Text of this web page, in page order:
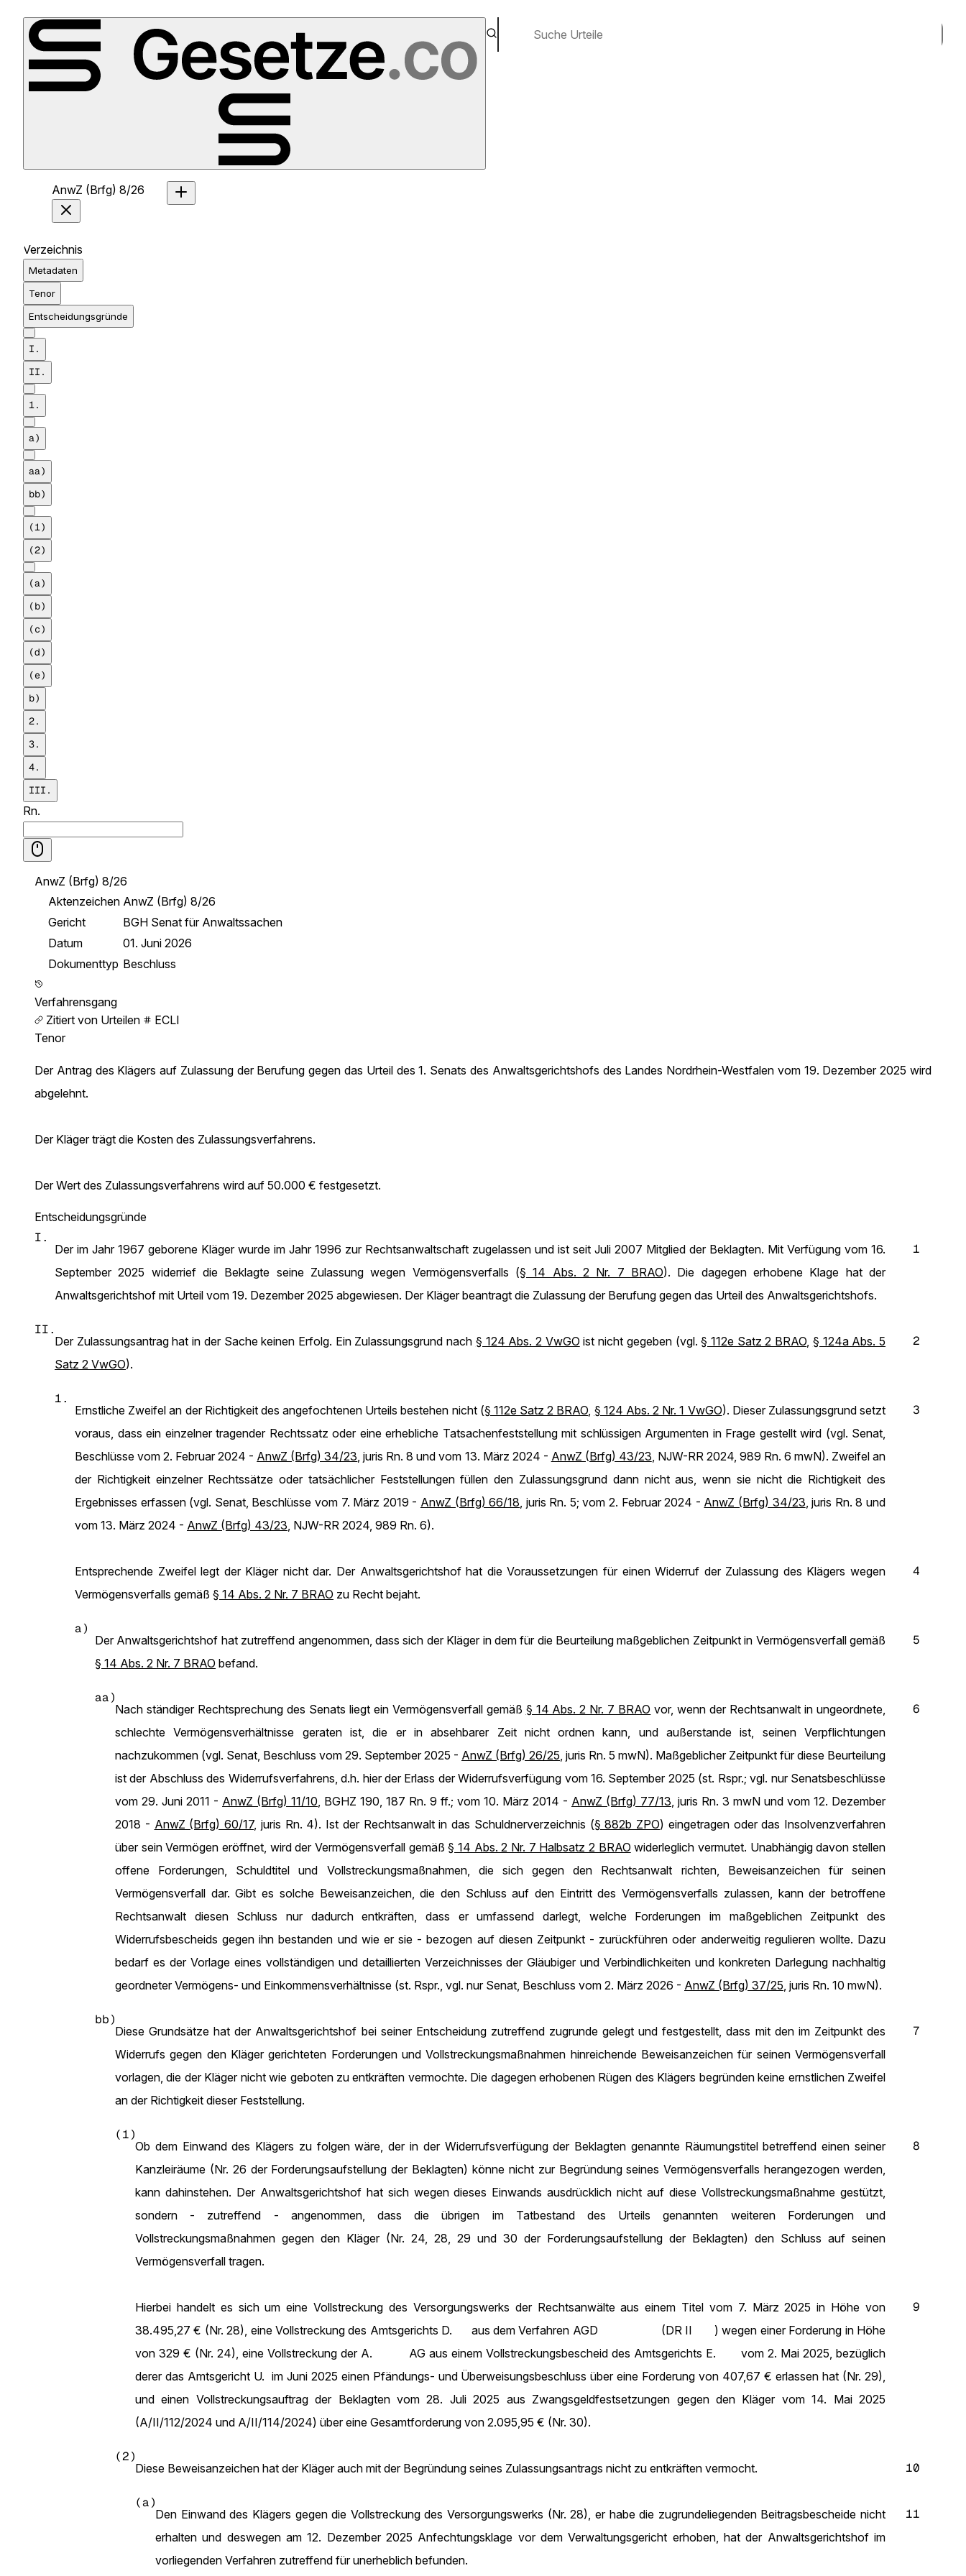
AnwZ (Brfg) 8/26
Verzeichnis
Metadaten
Tenor
Entscheidungsgründe
I.
II.
1.
a)
aa)
bb)
(1)
(2)
(a)
(b)
(c)
(d)
(e)
b)
2.
3.
4.
III.
Rn.
AnwZ (Brfg) 8/26
Aktenzeichen AnwZ (Brfg) 8/26
Gericht
BGH Senat für Anwaltssachen
Datum
01. Juni 2026
Dokumenttyp Beschluss
Verfahrensgang
Zitiert von Urteilen
ECLI
Tenor
Der Antrag des Klägers auf Zulassung der Berufung gegen das Urteil des 1. Senats des Anwaltsgerichtshofs des Landes Nordrhein-Westfalen vom 19. Dezember 2025 wird
abgelehnt.
Der Kläger trägt die Kosten des Zulassungsverfahrens.
Der Wert des Zulassungsverfahrens wird auf 50.000 € festgesetzt.
Entscheidungsgründe
I.
1
Der im Jahr 1967 geborene Kläger wurde im Jahr 1996 zur Rechtsanwaltschaft zugelassen und ist seit Juli 2007 Mitglied der Beklagten. Mit Verfügung vom 16.
September 2025 widerrief die Beklagte seine Zulassung wegen Vermögensverfalls (§ 14 Abs. 2 Nr. 7 BRAO). Die dagegen erhobene Klage hat der
Anwaltsgerichtshof mit Urteil vom 19. Dezember 2025 abgewiesen. Der Kläger beantragt die Zulassung der Berufung gegen das Urteil des Anwaltsgerichtshofs.
II.
2
Der Zulassungsantrag hat in der Sache keinen Erfolg. Ein Zulassungsgrund nach § 124 Abs. 2 VwGO ist nicht gegeben (vgl.§ 112e Satz 2 BRAO, § 124a Abs. 5
Satz 2 VwGO).
1.
3
Ernstliche Zweifel an der Richtigkeit des angefochtenen Urteils bestehen nicht (§ 112e Satz 2 BRAO, § 124 Abs. 2 Nr. 1 VwGO). Dieser Zulassungsgrund setzt
voraus, dass ein einzelner tragender Rechtssatz oder eine erhebliche Tatsachenfeststellung mit schlüssigen Argumenten in Frage gestellt wird (vgl. Senat,
Beschlüsse vom 2. Februar 2024 - AnwZ (Brfg) 34/23, juris Rn. 8 und vom 13. März 2024 - AnwZ (Brfg) 43/23, NJW-RR 2024, 989 Rn. 6 mwN). Zweifel an
der Richtigkeit einzelner Rechtssätze oder tatsächlicher Feststellungen füllen den Zulassungsgrund dann nicht aus, wenn sie nicht die Richtigkeit des
Ergebnisses erfassen (vgl. Senat, Beschlüsse vom 7. März 2019 - AnwZ (Brfg) 66/18, juris Rn. 5; vom 2. Februar 2024 - AnwZ (Brfg) 34/23, juris Rn. 8 und
vom 13. März 2024 - AnwZ (Brfg) 43/23, NJW-RR 2024, 989 Rn. 6).
4
Entsprechende Zweifel legt der Kläger nicht dar. Der Anwaltsgerichtshof hat die Voraussetzungen für einen Widerruf der Zulassung des Klägers wegen
Vermögensverfalls gemäß § 14 Abs. 2 Nr. 7 BRAO zu Recht bejaht.
a)
5
Der Anwaltsgerichtshof hat zutreffend angenommen, dass sich der Kläger in dem für die Beurteilung maßgeblichen Zeitpunkt in Vermögensverfall gemäß
§ 14 Abs. 2 Nr. 7 BRAO befand.
aa)
6
Nach ständiger Rechtsprechung des Senats liegt ein Vermögensverfall gemäß § 14 Abs. 2 Nr. 7 BRAO vor, wenn der Rechtsanwalt in ungeordnete,
schlechte Vermögensverhältnisse geraten ist, die er in absehbarer Zeit nicht ordnen kann, und außerstande ist, seinen Verpflichtungen
nachzukommen (vgl. Senat, Beschluss vom 29. September 2025 - AnwZ (Brfg) 26/25, juris Rn. 5 mwN). Maßgeblicher Zeitpunkt für diese Beurteilung
ist der Abschluss des Widerrufsverfahrens, d.h. hier der Erlass der Widerrufsverfügung vom 16. September 2025 (st. Rspr.; vgl. nur Senatsbeschlüsse
vom 29. Juni 2011 - AnwZ (Brfg) 11/10, BGHZ 190, 187 Rn. 9 ff.; vom 10. März 2014 - AnwZ (Brfg) 77/13, juris Rn. 3 mwN und vom 12. Dezember
2018 - AnwZ (Brfg) 60/17, juris Rn. 4). Ist der Rechtsanwalt in das Schuldnerverzeichnis (§ 882b ZPO) eingetragen oder das Insolvenzverfahren
über sein Vermögen eröffnet, wird der Vermögensverfall gemäß§ 14 Abs. 2 Nr. 7 Halbsatz 2 BRAO widerleglich vermutet. Unabhängig davon stellen
offene Forderungen, Schuldtitel und Vollstreckungsmaßnahmen, die sich gegen den Rechtsanwalt richten, Beweisanzeichen für seinen
Vermögensverfall dar. Gibt es solche Beweisanzeichen, die den Schluss auf den Eintritt des Vermögensverfalls zulassen, kann der betroffene
Rechtsanwalt diesen Schluss nur dadurch entkräften, dass er umfassend darlegt, welche Forderungen im maßgeblichen Zeitpunkt des
Widerrufsbescheids gegen ihn bestanden und wie er sie - bezogen auf diesen Zeitpunkt - zurückführen oder anderweitig regulieren wollte. Dazu
bedarf es der Vorlage eines vollständigen und detaillierten Verzeichnisses der Gläubiger und Verbindlichkeiten und konkreten Darlegung nachhaltig
geordneter Vermögens- und Einkommensverhältnisse (st. Rspr., vgl. nur Senat, Beschluss vom 2. März 2026 - AnwZ (Brfg) 37/25, juris Rn. 10 mwN).
bb)
7
Diese Grundsätze hat der Anwaltsgerichtshof bei seiner Entscheidung zutreffend zugrunde gelegt und festgestellt, dass mit den im Zeitpunkt des
Widerrufs gegen den Kläger gerichteten Forderungen und Vollstreckungsmaßnahmen hinreichende Beweisanzeichen für seinen Vermögensverfall
vorlagen, die der Kläger nicht wie geboten zu entkräften vermochte. Die dagegen erhobenen Rügen des Klägers begründen keine ernstlichen Zweifel
an der Richtigkeit dieser Feststellung.
(1)
8
Ob dem Einwand des Klägers zu folgen wäre, der in der Widerrufsverfügung der Beklagten genannte Räumungstitel betreffend einen seiner
Kanzleiräume (Nr. 26 der Forderungsaufstellung der Beklagten) könne nicht zur Begründung seines Vermögensverfalls herangezogen werden,
kann dahinstehen. Der Anwaltsgerichtshof hat sich wegen dieses Einwands ausdrücklich nicht auf diese Vollstreckungsmaßnahme gestützt,
sondern - zutreffend - angenommen, dass die übrigen im Tatbestand des Urteils genannten weiteren Forderungen und
Vollstreckungsmaßnahmen gegen den Kläger (Nr. 24, 28, 29 und 30 der Forderungsaufstellung der Beklagten) den Schluss auf seinen
Vermögensverfall tragen.
9
Hierbei handelt es sich um eine Vollstreckung des Versorgungswerks der Rechtsanwälte aus einem Titel vom 7. März 2025 in Höhe von
38.495,27 € (Nr. 28), eine Vollstreckung des Amtsgerichts D. aus dem Verfahren AGD (DR II ) wegen einer Forderung in Höhe
von 329 € (Nr. 24), eine Vollstreckung der A. AG aus einem Vollstreckungsbescheid des Amtsgerichts E. vom 2. Mai 2025, bezüglich
derer das Amtsgericht U. im Juni 2025 einen Pfändungs- und Überweisungsbeschluss über eine Forderung von 407,67 € erlassen hat (Nr. 29),
und einen Vollstreckungsauftrag der Beklagten vom 28. Juli 2025 aus Zwangsgeldfestsetzungen gegen den Kläger vom 14. Mai 2025
(A/II/112/2024 und A/II/114/2024) über eine Gesamtforderung von 2.095,95 € (Nr. 30).
(2)
10
Diese Beweisanzeichen hat der Kläger auch mit der Begründung seines Zulassungsantrags nicht zu entkräften vermocht.
(a)
11
Den Einwand des Klägers gegen die Vollstreckung des Versorgungswerks (Nr. 28), er habe die zugrundeliegenden Beitragsbescheide nicht
erhalten und deswegen am 12. Dezember 2025 Anfechtungsklage vor dem Verwaltungsgericht erhoben, hat der Anwaltsgerichtshof im
vorliegenden Verfahren zutreffend für unerheblich befunden.